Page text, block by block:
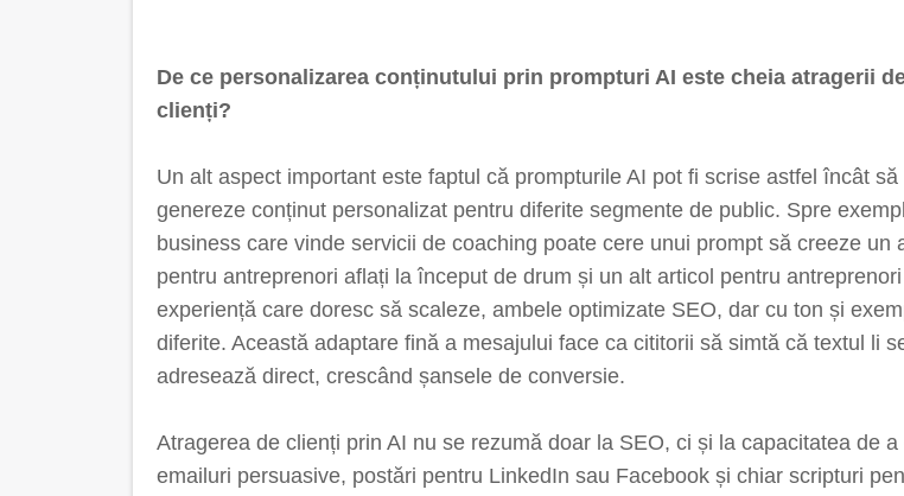
De ce personalizarea conținutului prin prompturi AI este cheia atragerii
clienți?
Un alt aspect important este faptul că prompturile AI pot fi scrise astfel încât să
genereze conținut personalizat pentru diferite segmente de public. Spre
business care vinde servicii de coaching poate cere unui prompt să creeze un
pentru antreprenori aflați la început de drum și un alt articol pentru
experiență care doresc să scaleze, ambele optimizate SEO, dar cu ton și
diferite. Această adaptare fină a mesajului face ca cititorii să simtă că textul li
adresează direct, crescând șansele de conversie.
Atragerea de clienți prin AI nu se rezumă doar la SEO, ci și la capacitatea de a
emailuri persuasive, postări pentru LinkedIn sau Facebook și chiar scripturi